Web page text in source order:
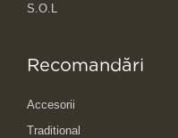
S.O.L
Recomandări
Accesorii
Traditional